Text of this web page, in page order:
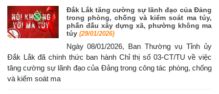
Đắk Lắk tăng cường sự lãnh đạo của Đảng
trong phòng, chống và kiểm soát ma túy,
phấn đấu xây dựng xã, phường không ma
túy (29/01/2026)
Ngày 08/01/2026, Ban Thường vụ Tỉnh ủy
Đắk Lắk đã chính thức ban hành Chỉ thị số 03-CT/TU về việc
tăng cường sự lãnh đạo của Đảng trong công tác phòng, chống
và kiểm soát ma